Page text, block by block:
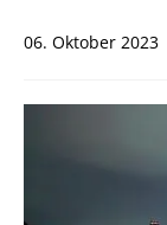
06. Oktober 2023